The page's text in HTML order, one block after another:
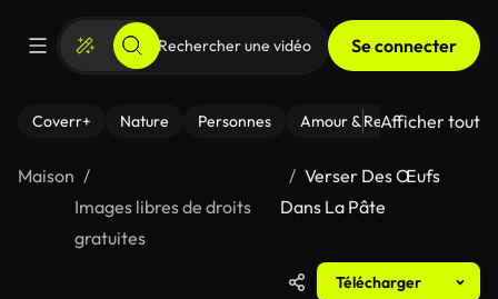
Se connecter
Coverr+ Nature Personnes Amour & Relations Le
Afficher tout
Maison
Images libres de droits
gratuites
Verser Des Œufs
Dans La Pâte
Télécharger